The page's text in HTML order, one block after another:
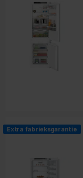
Extra fabrieksgarantie